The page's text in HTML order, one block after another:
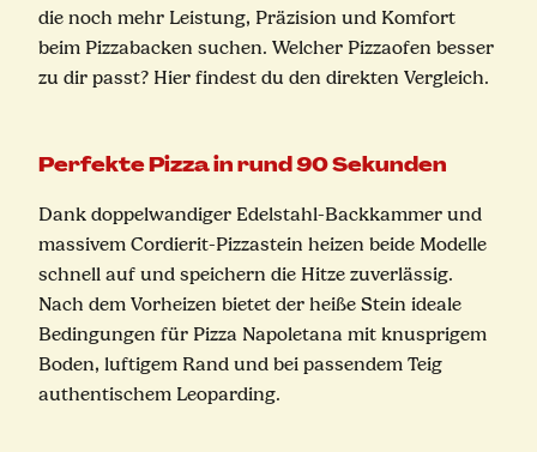
die noch mehr Leistung, Präzision und Komfort
beim Pizzabacken suchen. Welcher Pizzaofen besser
zu dir passt? Hier findest du den direkten Vergleich.
Perfekte Pizza in rund 90 Sekunden
Dank doppelwandiger Edelstahl-Backkammer und
massivem Cordierit-Pizzastein heizen beide Modelle
schnell auf und speichern die Hitze zuverlässig.
Nach dem Vorheizen bietet der heiße Stein ideale
Bedingungen für Pizza Napoletana mit knusprigem
Boden, luftigem Rand und bei passendem Teig
authentischem Leoparding.